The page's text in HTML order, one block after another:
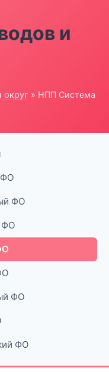
и
округ » НПП Система
ФО
ФО
ФО
ФО
ФО